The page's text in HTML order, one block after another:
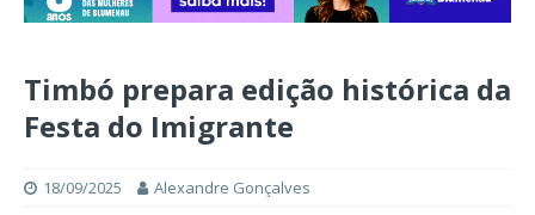
Timbó prepara edição histórica da
Festa do Imigrante
18/09/2025 Alexandre Gonçalves